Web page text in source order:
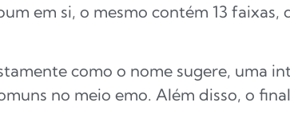
em si, o mesmo contém 13
como o nome sugere, uma
no meio emo. Além disso, o